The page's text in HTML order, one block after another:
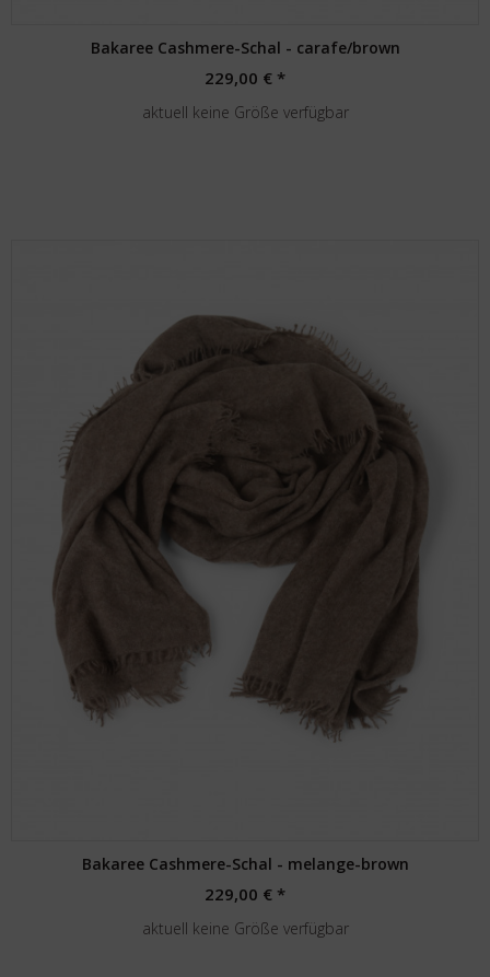
Bakaree Cashmere-Schal - carafe/brown
229,00 € *
aktuell keine Größe verfügbar
Bakaree Cashmere-Schal - melange-brown
229,00 € *
aktuell keine Größe verfügbar